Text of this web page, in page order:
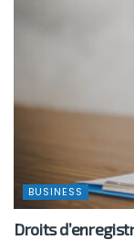
BUSINESS
Droits